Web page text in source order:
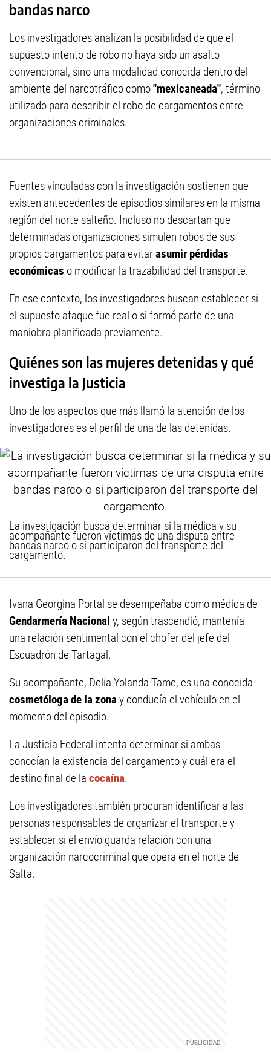
bandas narco
Los investigadores analizan la posibilidad de que el
supuesto intento de robo no haya sido un asalto
convencional, sino una modalidad conocida dentro del
ambiente del narcotráfico como"mexicaneada", término
utilizado para describir el robo de cargamentos entre
organizaciones criminales.
Fuentes vinculadas con la investigación sostienen que
existen antecedentes de episodios similares en la misma
región del norte salteño. Incluso no descartan que
determinadas organizaciones simulen robos de sus
propios cargamentos para evitarasumir pérdidas
económicas o modificar la trazabilidad del transporte.
En ese contexto, los investigadores buscan establecer si
el supuesto ataque fue real o si formó parte de una
maniobra planificada previamente.
Quiénes son las mujeres detenidas y qué
investiga la Justicia
Uno de los aspectos que más llamó la atención de los
investigadores es el perfil de una de las detenidas.
La investigación busca determinar si la médica y su
acompañante fueron víctimas de una disputa entre
bandas narco o si participaron del transporte del
cargamento.
Ivana Georgina Portal se desempeñaba como médica de
Gendarmería Nacional y, según trascendió, mantenía
una relación sentimental con el chofer del jefe del
Escuadrón de Tartagal.
Su acompañante, Delia Yolanda Tame, es una conocida
cosmetóloga de la zonay conducía el vehículo en el
momento del episodio.
La Justicia Federal intenta determinar si ambas
conocían la existencia del cargamento y cuál era el
destino final de la cocaína.
Los investigadores también procuran identificar a las
personas responsables de organizar el transporte y
establecer si el envío guarda relación con una
organización narcocriminal que opera en el norte de
Salta.